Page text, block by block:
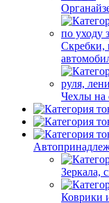
Скребки,
Чехлы на
Зеркала,
Коврики